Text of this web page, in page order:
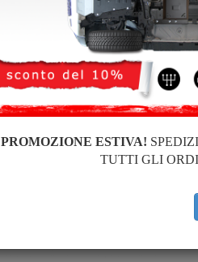
PROMOZIONE ESTIVA!
TUTTI GLI